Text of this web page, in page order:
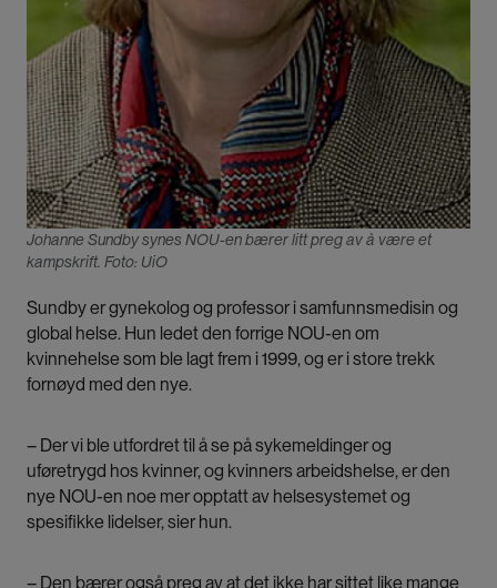
Johanne Sundby synes NOU-en bærer litt preg av å være et
kampskrift. Foto: UiO
Sundby er gynekolog og professor i samfunnsmedisin og
global helse. Hun ledet den forrige NOU-en om
kvinnehelse som ble lagt frem i 1999, og er i store trekk
fornøyd med den nye.
– Der vi ble utfordret til å se på sykemeldinger og
uføretrygd hos kvinner, og kvinners arbeidshelse, er den
nye NOU-en noe mer opptatt av helsesystemet og
spesifikke lidelser, sier hun.
– Den bærer også preg av at det ikke har sittet like mange